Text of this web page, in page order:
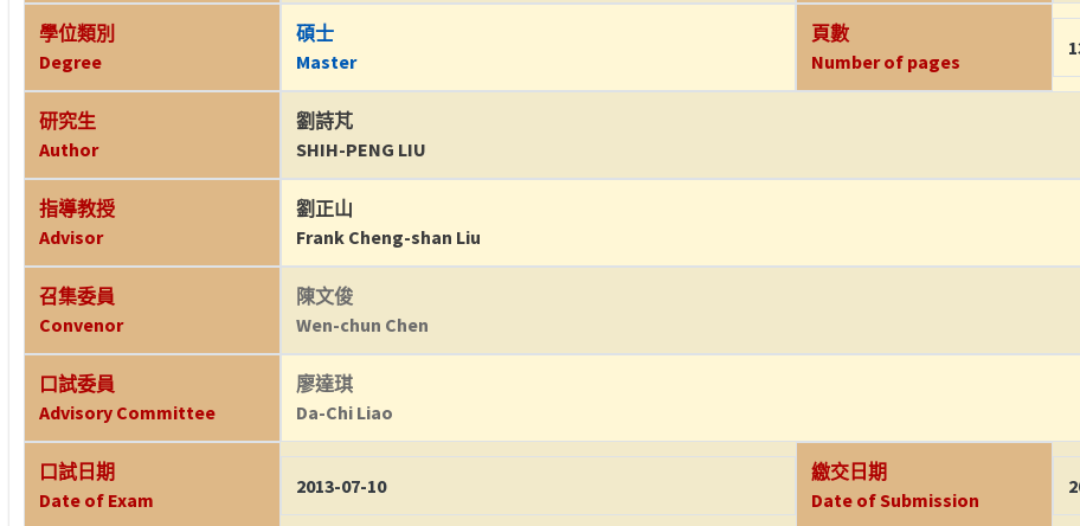
學位類別
Degree
碩士
Master
頁數
Number of pages
研究生
Author
劉詩芃
SHIH-PENG LIU
指導教授
Advisor
劉正山
Frank Cheng-shan Liu
召集委員
Convenor
陳文俊
Wen-chun Chen
口試委員
Advisory Committee
廖達琪
Da-Chi Liao
口試日期
Date of Exam
2013-07-10
繳交日期
Date of Submission